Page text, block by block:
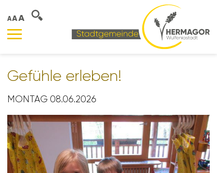
AAA
Gefühle erleben!
MONTAG 08.06.2026